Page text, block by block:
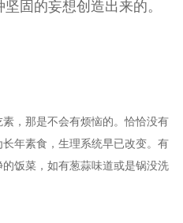
固的妄想创造出来的。
，那是不会有烦恼的。恰恰没有
年素食，生理系统早已改变。有
饭菜，如有葱蒜味道或是锅没洗